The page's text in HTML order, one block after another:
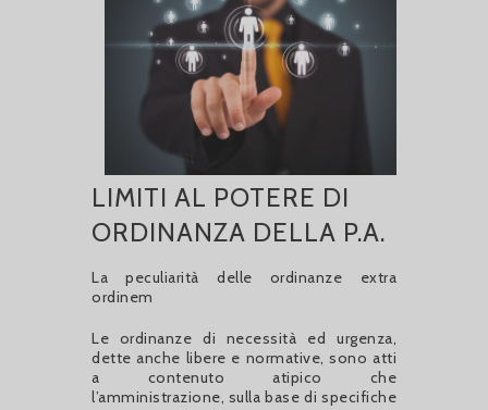
LIMITI AL POTERE DI
ORDINANZA DELLA P.A.
La peculiarità delle ordinanze extra
ordinem
Le ordinanze di necessità ed urgenza,
dette anche libere e normative, sono atti
a contenuto atipico che
l’amministrazione, sulla base di specifiche